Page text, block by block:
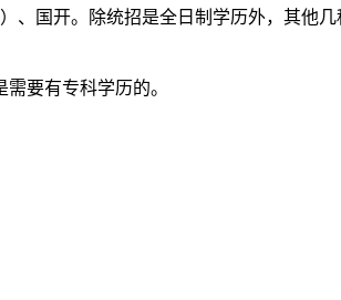
国开。除统招是全日制学历外，其他
要有专科学历的。